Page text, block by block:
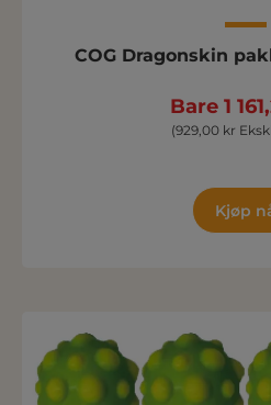
COG Dragonskin
Bare 1
(929,00 kr
Kjøp